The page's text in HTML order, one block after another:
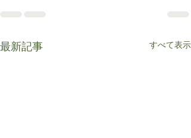
最新記事 すべて表示